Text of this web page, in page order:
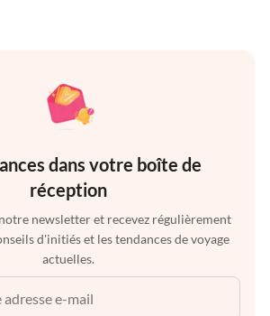
dans votre boîte de
réception
newsletter et recevez régulièrement
d'initiés et les tendances de voyage
actuelles.